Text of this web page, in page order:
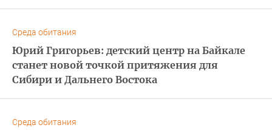
Среда обитания
Юрий Григорьев: детский центр на Байкале
станет новой точкой притяжения для
Сибири и Дальнего Востока
Среда обитания